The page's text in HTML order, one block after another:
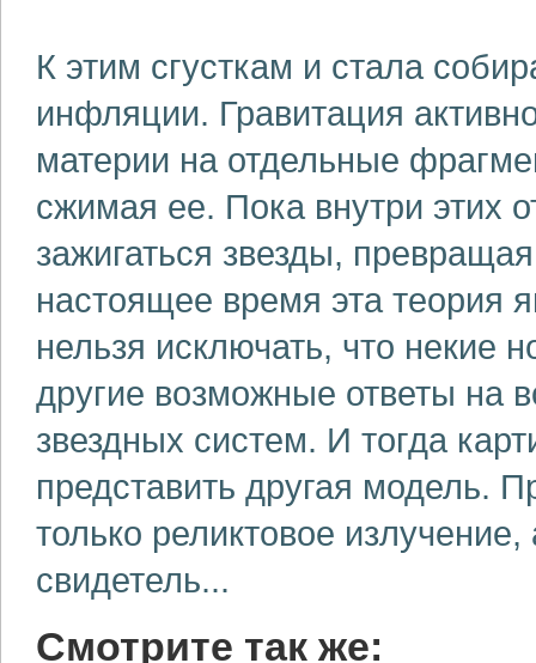
К этим сгусткам и стала
инфляции. Гравитация
материи на отдельные
сжимая ее. Пока внутри этих
зажигаться звезды,
настоящее время эта теория
нельзя исключать, что некие
другие возможные ответы на
звездных систем. И тогда
представить другая модель.
только реликтовое
свидетель...
Смотрите так же: